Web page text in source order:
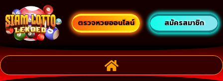
ตรวจหวยออนไลน์ สมัครสมาชิก